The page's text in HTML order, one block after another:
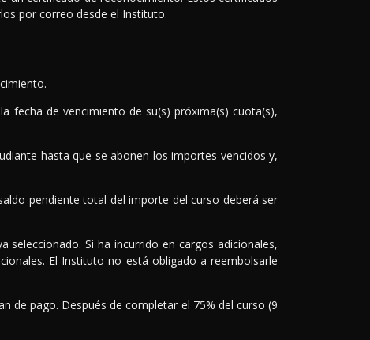
por correo desde el Instituto.
fecha de vencimiento de su(s) próxima(s) cuota(s),
hasta que se abonen los importes vencidos y,
pendiente total del importe del curso deberá ser
Si ha incurrido en cargos adicionales,
El Instituto no está obligado a reembolsarle
de pago. Después de completar el 75% del curso (9